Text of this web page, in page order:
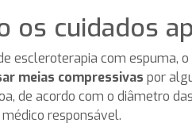
os cuidados
escleroterapia com espuma,
meias compressivas por
de acordo com o diâmetro
responsável.